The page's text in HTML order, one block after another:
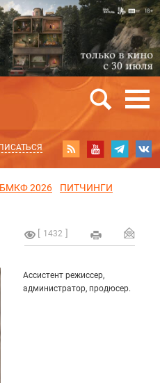
2026
ПИТЧИНГИ
1432
Ассистент режиссер,
администратор, продюсер.